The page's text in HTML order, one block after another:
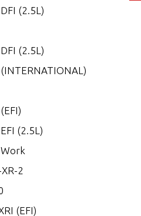
(2.5L)
(2.5L)
(2.5L)
2
(EFI)